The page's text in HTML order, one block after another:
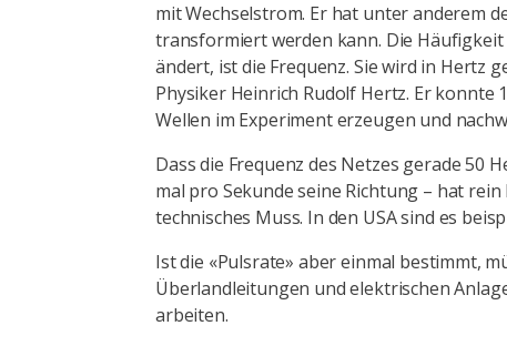
mit Wechselstrom. Er hat unter anderem
transformiert werden kann. Die
ändert, ist die Frequenz. Sie wird in Hertz
Physiker Heinrich Rudolf Hertz. Er konnte
Wellen im Experiment erzeugen und
Dass die Frequenz des Netzes gerade 50
mal pro Sekunde seine Richtung – hat
technisches Muss. In den USA sind es
Ist die «Pulsrate» aber einmal bestimmt,
Überlandleitungen und elektrischen
arbeiten.